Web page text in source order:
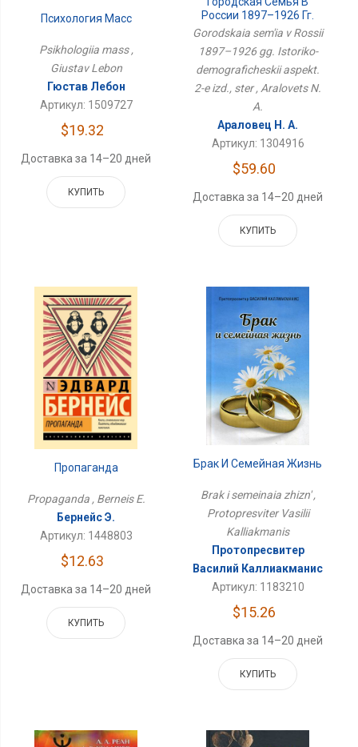
Психология Масс
Psikhologiia mass ,
Giustav Lebon
Гюстав Лебон
Артикул: 1509727
$19.32
Доставка за 14–20 дней
КУПИТЬ
России 1897–1926 Гг.
Историко-
Аспект. 2-Е Изд., Стер
Gorodskaia sem'ia v Rossii
1897–1926 gg. Istoriko-
demograficheskii aspekt.
2-e izd., ster , Aralovets N.
A.
Араловец Н. А.
Артикул: 1304916
$59.60
Доставка за 14–20 дней
КУПИТЬ
Пропаганда
Propaganda , Berneis E.
Бернейс Э.
Артикул: 1448803
$12.63
Доставка за 14–20 дней
КУПИТЬ
Брак И Семейная Жизнь
Brak i semeinaia zhizn' ,
Protopresviter Vasilii
Kalliakmanis
Протопресвитер
Василий Каллиакманис
Артикул: 1183210
$15.26
Доставка за 14–20 дней
КУПИТЬ